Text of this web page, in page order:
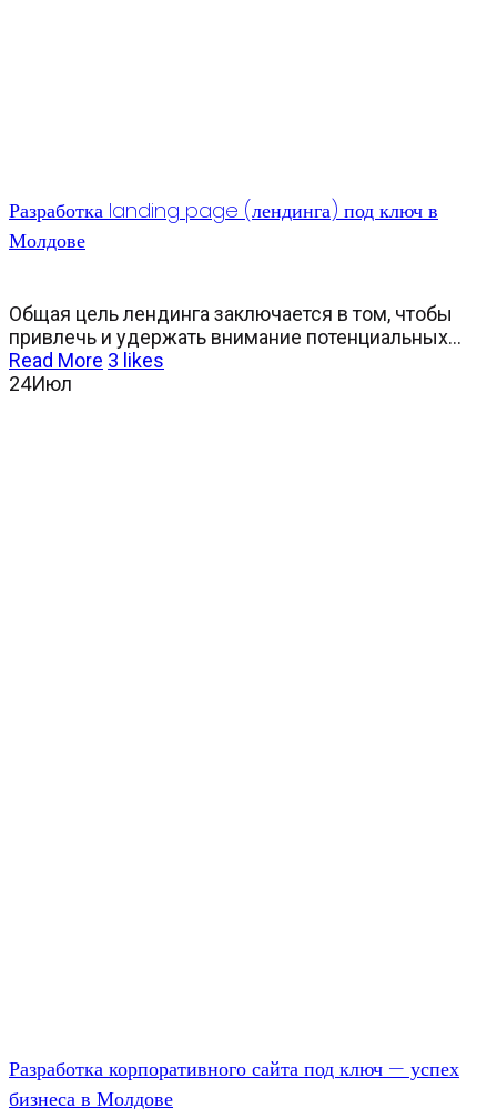
Разработка landing page (лендинга) под ключ в
Молдове
Общая цель лендинга заключается в том, чтобы
привлечь и удержать внимание потенциальных...
Read More 3 likes
24Июл
Разработка корпоративного сайта под ключ — успех
бизнеса в Молдове